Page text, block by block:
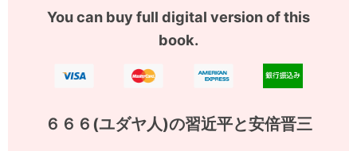
You can buy full digital version of this
book.
６６６(ユダヤ人)の習近平と安倍晋三